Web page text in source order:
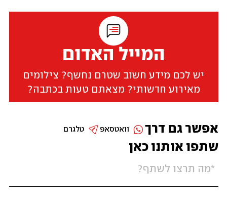
המייל האדום
יש לכם מידע חשוב שטרם נחשף? צילומים
מאירוע חדשותי? מצאתם טעות בכתבה?
שתפו אותנו כאן
אפשר גם דרך טלגרם וואטסאפ